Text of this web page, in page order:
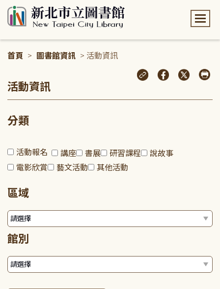
首頁 > 圖書館資訊 > 活動資訊
活動資訊
分類
活動報名 講座 書展 研習課程
說故事
電影欣賞
藝文活動 其他活動
區域
館別